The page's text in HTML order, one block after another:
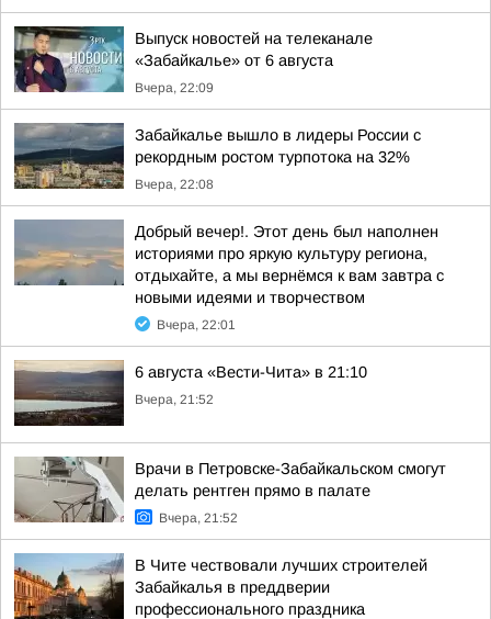
Выпуск новостей на телеканале
«Забайкалье» от 6 августа
Вчера, 22:09
Забайкалье вышло в лидеры России с
рекордным ростом турпотока на 32%
Вчера, 22:08
Добрый вечер!. Этот день был наполнен
историями про яркую культуру региона,
отдыхайте, а мы вернёмся к вам завтра с
новыми идеями и творчеством
Вчера, 22:01
6 августа «Вести-Чита» в 21:10
Вчера, 21:52
Врачи в Петровске-Забайкальском смогут
делать рентген прямо в палате
Вчера, 21:52
В Чите чествовали лучших строителей
Забайкалья в преддверии
профессионального праздника